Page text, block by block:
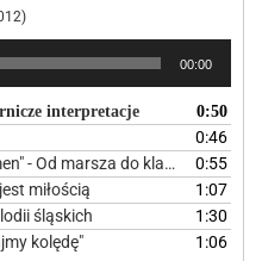
00:00
interpretacje 0:50
0:46
3. Aria Torreadora z opery "Carmen" - Od marsza do klasyki
0:55
miłością
1:07
śląskich
1:30
kolędę"
1:06